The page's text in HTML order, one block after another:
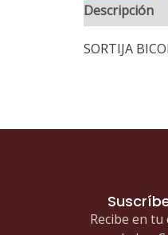
Descripción
SORTIJA
Recibe en